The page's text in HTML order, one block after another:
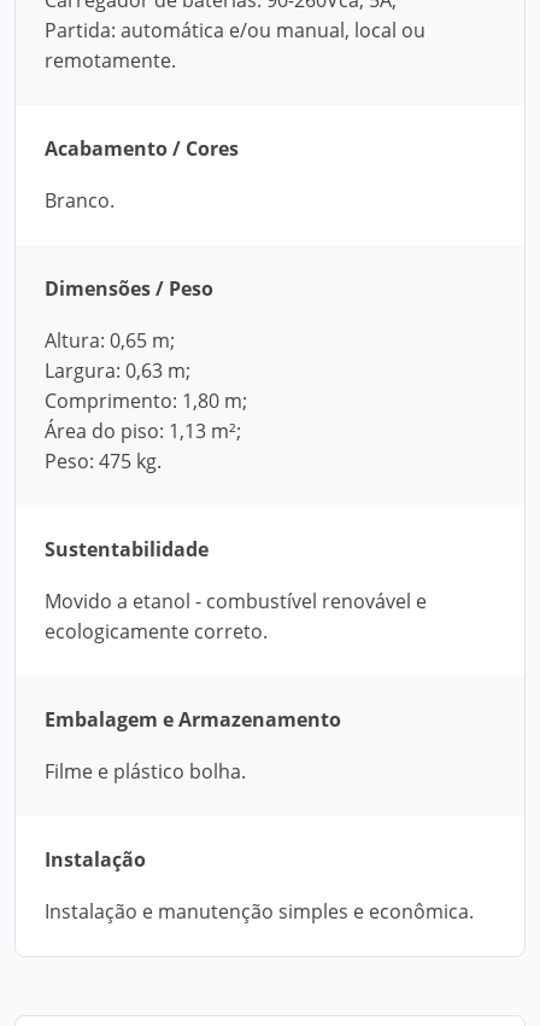
Partida: automática e/ou manual, local ou
remotamente.
Acabamento / Cores
Branco.
Dimensões / Peso
Altura: 0,65 m;
Largura: 0,63 m;
Comprimento: 1,80 m;
Área do piso: 1,13 m²;
Peso: 475 kg.
Sustentabilidade
Movido a etanol - combustível renovável e
ecologicamente correto.
Embalagem e Armazenamento
Filme e plástico bolha.
Instalação
Instalação e manutenção simples e econômica.